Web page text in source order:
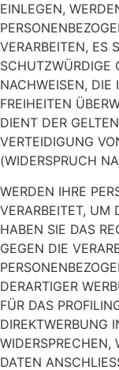
EINLEGEN,
VERARBEITEN, ES
SCHUTZWÜRDIGE
NACHWEISEN, DIE
FREIHEITEN
DIENT DER
VERTEIDIGUNG
(WIDERSPRUCH
WERDEN IHRE
VERARBEITET, UM
HABEN SIE DAS
GEGEN DIE
DERARTIGER
FÜR DAS
DIREKTWERBUNG
WIDERSPRECHEN,
DATEN